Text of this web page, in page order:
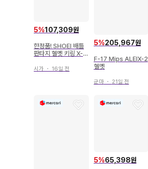
5%107,309원
한정품! SHOEI 배틀
판타지 헬멧 키링 X-Fi
시가 ・ 16일 전
5%205,967원
F-17 Mips ALEIX-2
헬멧
군마・ 21일 전
5%65,398원